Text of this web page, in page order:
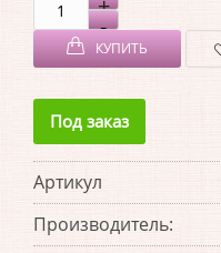
КУПИТЬ
Под заказ
Артикул
Производитель: